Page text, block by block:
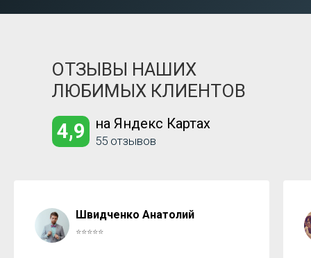
55 отзывов
на Яндекс Картах
4,9
ОТЗЫВЫ НАШИХ
ЛЮБИМЫХ КЛИЕНТОВ
Швидченко Анатолий
⭐⭐⭐⭐⭐